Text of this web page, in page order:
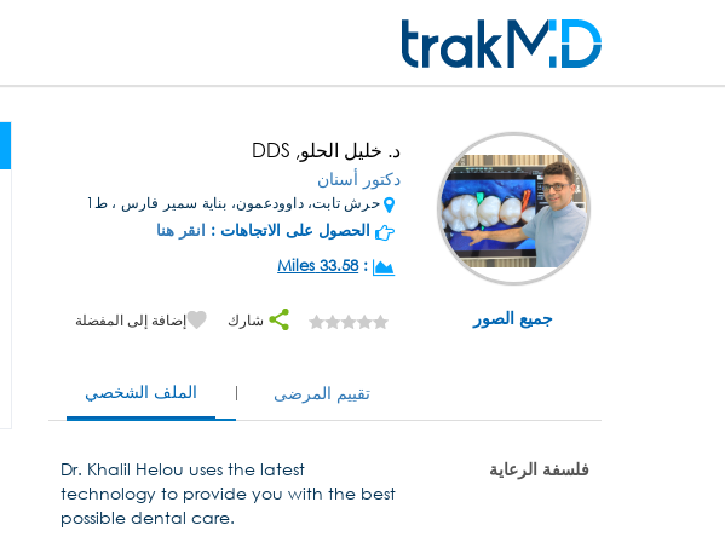
جميع الصور
د. خليل الحلو, DDS
دكتور أسنان
حرش تابت، داوودعمون، بناية سمير فارس ، ط1
الحصول على الاتجاهات : انقر هنا
:
33.58 Miles
شارك إضافة إلى المفضلة
الملف الشخصي تقييم المرضى
فلسفة الرعاية
Dr. Khalil Helou uses the latest
technology to provide you with the best
possible dental care.